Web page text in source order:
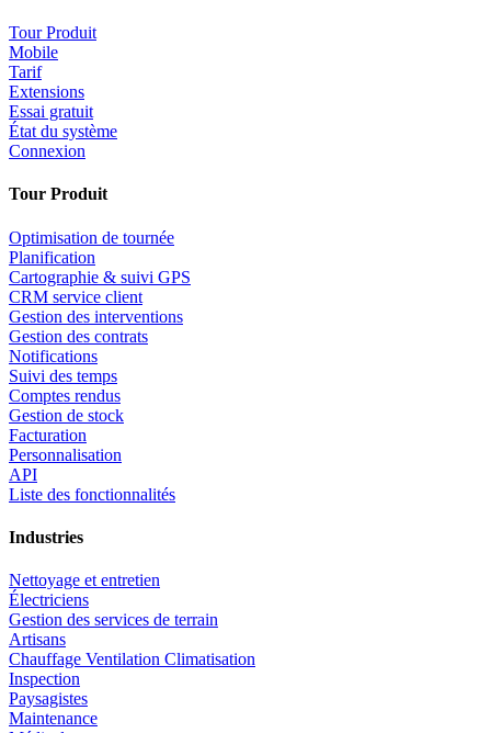
Tour Produit
Mobile
Tarif
Extensions
Essai gratuit
État du système
Connexion
Tour Produit
Optimisation de tournée
Planification
Cartographie & suivi GPS
CRM service client
Gestion des interventions
Gestion des contrats
Notifications
Suivi des temps
Comptes rendus
Gestion de stock
Facturation
Personnalisation
API
Liste des fonctionnalités
Industries
Nettoyage et entretien
Électriciens
Gestion des services de terrain
Artisans
Chauffage Ventilation Climatisation
Inspection
Paysagistes
Maintenance